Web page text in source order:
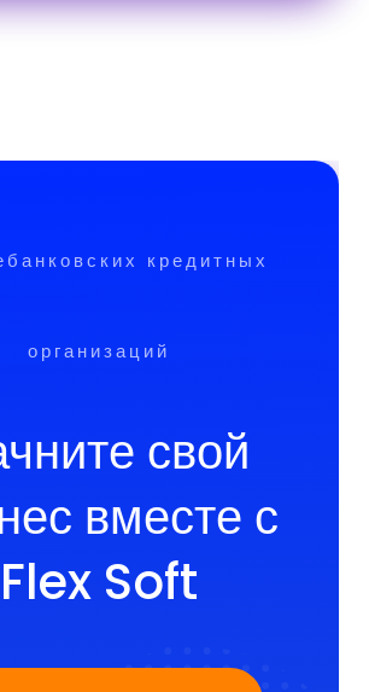
кредитных
организаций
свой
вместе с
Flex Soft